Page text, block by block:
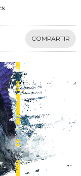
COMPARTIR